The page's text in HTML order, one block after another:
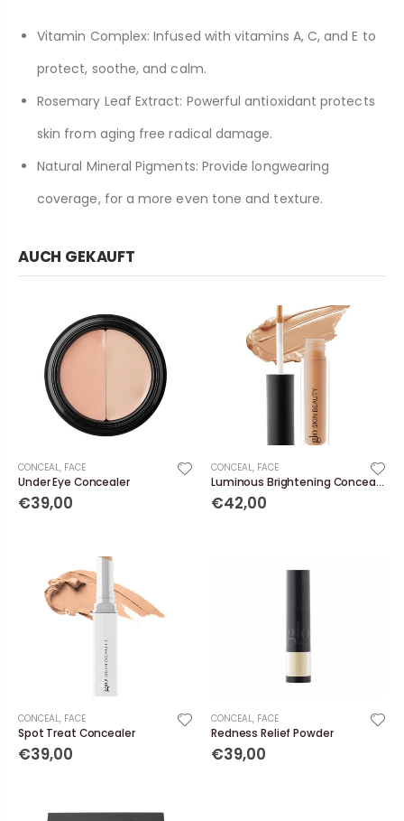
Vitamin Complex: Infused with vitamins A, C, and E to
protect, soothe, and calm.
Rosemary Leaf Extract: Powerful antioxidant protects
skin from aging free radical damage.
Natural Mineral Pigments: Provide longwearing
coverage, for a more even tone and texture.
AUCH GEKAUFT
CONCEAL, FACE
Under Eye Concealer
€39,00
CONCEAL, FACE
Luminous Brightening Concealer
€42,00
CONCEAL, FACE
Spot Treat Concealer
€39,00
CONCEAL, FACE
Redness Relief Powder
€39,00